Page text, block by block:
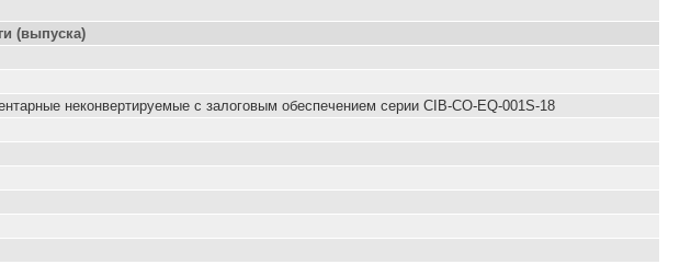
(выпуска)
неконвертируемые с залоговым обеспечением серии CIB-CO-EQ-001S-18